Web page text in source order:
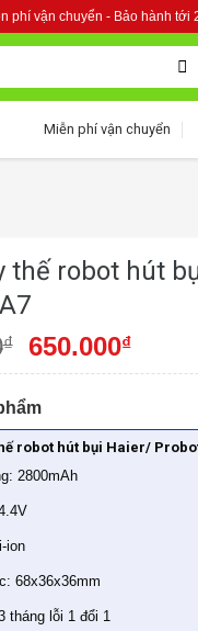
phí vận chuyển - Bảo hành tới
Miễn phí vận chuyển
thế robot hút
₫ 650.000₫
robot hút bụi Haier/
2800mAh
ion
68x36x36mm
tháng lỗi 1 đổi 1